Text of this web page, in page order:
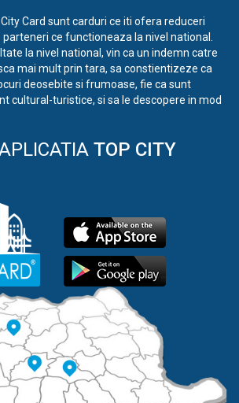
City Card sunt carduri ce iti ofera reduceri
ce functioneaza la nivel national.
la nivel national, vin ca un indemn catre
mai mult prin tara, sa constientizeze ca
deosebite si frumoase, fie ca sunt
cultural-turistice, si sa le descopere in mod
TOP CITY